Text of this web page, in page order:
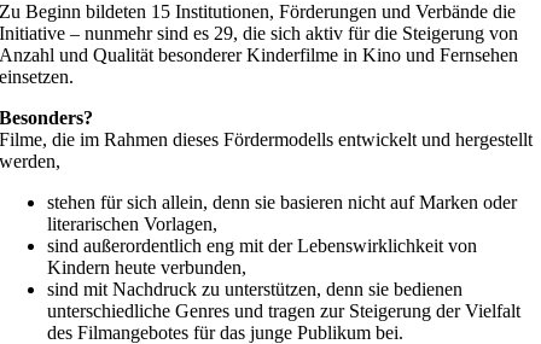
Zu Beginn bildeten 15 Institutionen, Förderungen und Verbände die
Initiative – nunmehr sind es 29, die sich aktiv für die Steigerung von
Anzahl und Qualität besonderer Kinderfilme in Kino und Fernsehen
einsetzen.
Besonders?
Filme, die im Rahmen dieses Fördermodells entwickelt und hergestellt
werden,
stehen für sich allein, denn sie basieren nicht auf Marken oder
literarischen Vorlagen,
sind außerordentlich eng mit der Lebenswirklichkeit von
Kindern heute verbunden,
sind mit Nachdruck zu unterstützen, denn sie bedienen
unterschiedliche Genres und tragen zur Steigerung der Vielfalt
des Filmangebotes für das junge Publikum bei.